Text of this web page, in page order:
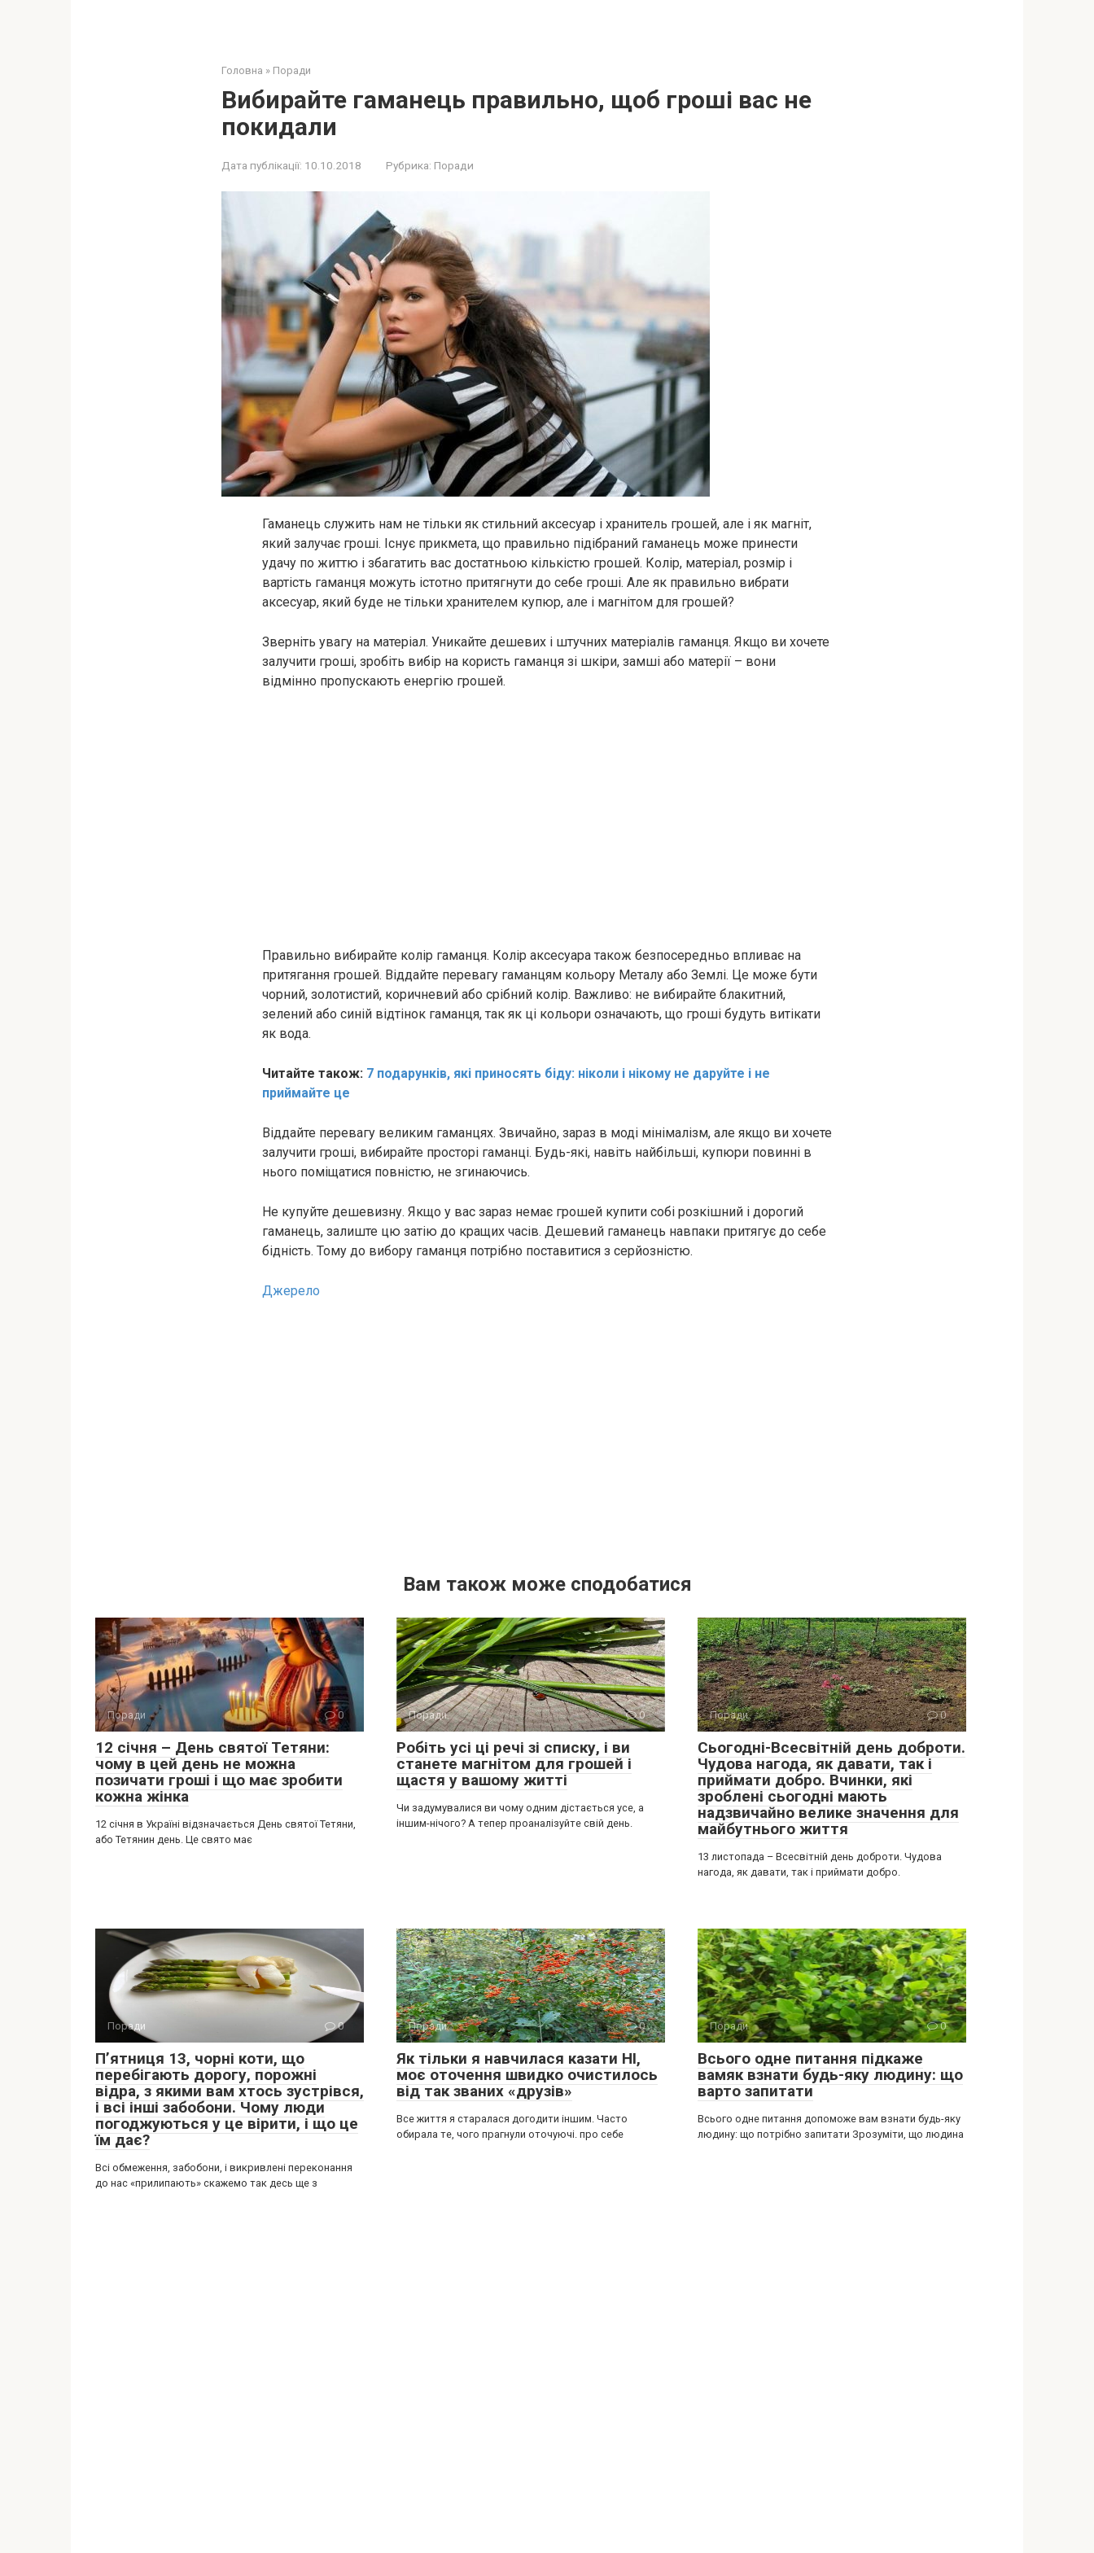
Головна » Поради
Вибирайте гаманець правильно, щоб гроші вас не
покидали
Дата публікації: 10.10.2018 Рубрика: Поради
Гаманець служить нам не тільки як стильний аксесуар і хранитель грошей, але і як магніт,
який залучає гроші. Існує прикмета, що правильно підібраний гаманець може принести
удачу по життю і збагатить вас достатньою кількістю грошей. Колір, матеріал, розмір і
вартість гаманця можуть істотно притягнути до себе гроші. Але як правильно вибрати
аксесуар, який буде не тільки хранителем купюр, але і магнітом для грошей?
Зверніть увагу на матеріал. Уникайте дешевих і штучних матеріалів гаманця. Якщо ви хочете
залучити гроші, зробіть вибір на користь гаманця зі шкіри, замші або матерії – вони
відмінно пропускають енергію грошей.
Правильно вибирайте колір гаманця. Колір аксесуара також безпосередньо впливає на
притягання грошей. Віддайте перевагу гаманцям кольору Металу або Землі. Це може бути
чорний, золотистий, коричневий або срібний колір. Важливо: не вибирайте блакитний,
зелений або синій відтінок гаманця, так як ці кольори означають, що гроші будуть витікати
як вода.
Читайте також: 7 подарунків, які приносять біду: ніколи і нікому не даруйте і не
приймайте це
Віддайте перевагу великим гаманцях. Звичайно, зараз в моді мінімалізм, але якщо ви хочете
залучити гроші, вибирайте просторі гаманці. Будь-які, навіть найбільші, купюри повинні в
нього поміщатися повністю, не згинаючись.
Не купуйте дешевизну. Якщо у вас зараз немає грошей купити собі розкішний і дорогий
гаманець, залиште цю затію до кращих часів. Дешевий гаманець навпаки притягує до себе
бідність. Тому до вибору гаманця потрібно поставитися з серйозністю.
Джерело
Вам також може сподобатися
Поради 0
12 січня – День святої Тетяни:
чому в цей день не можна
позичати гроші і що має зробити
кожна жінка
12 січня в Україні відзначається День святої Тетяни,
або Тетянин день. Це свято має
Поради 0
Робіть усі ці речі зі списку, і ви
станете магнітом для грошей і
щастя у вашому житті
Чи задумувалися ви чому одним дістається усе, а
іншим-нічого? А тепер проаналізуйте свій день.
Поради 0
Сьогодні-Всесвітній день доброти.
Чудова нагода, як давати, так і
приймати добро. Вчинки, які
зроблені сьогодні мають
надзвичайно велике значення для
майбутнього життя
13 листопада – Всесвітній день доброти. Чудова
нагода, як давати, так і приймати добро.
Поради 0
Пʼятниця 13, чорні коти, що
перебігають дорогу, порожні
відра, з якими вам хтось зустрівся,
і всі інші забобони. Чому люди
погоджуються у це вірити, і що це
їм дає?
Всі обмеження, забобони, і викривлені переконання
до нас «прилипають» скажемо так десь ще з
Поради 0
Як тільки я навчилася казати НІ,
моє оточення швидко очистилось
від так званих «друзів»
Все життя я старалася догодити іншим. Часто
обирала те, чого прагнули оточуючі. про себе
Поради 0
Всього одне питання підкаже
вамяк взнати будь-яку людину: що
варто запитати
Всього одне питання допоможе вам взнати будь-яку
людину: що потрібно запитати Зрозуміти, що людина